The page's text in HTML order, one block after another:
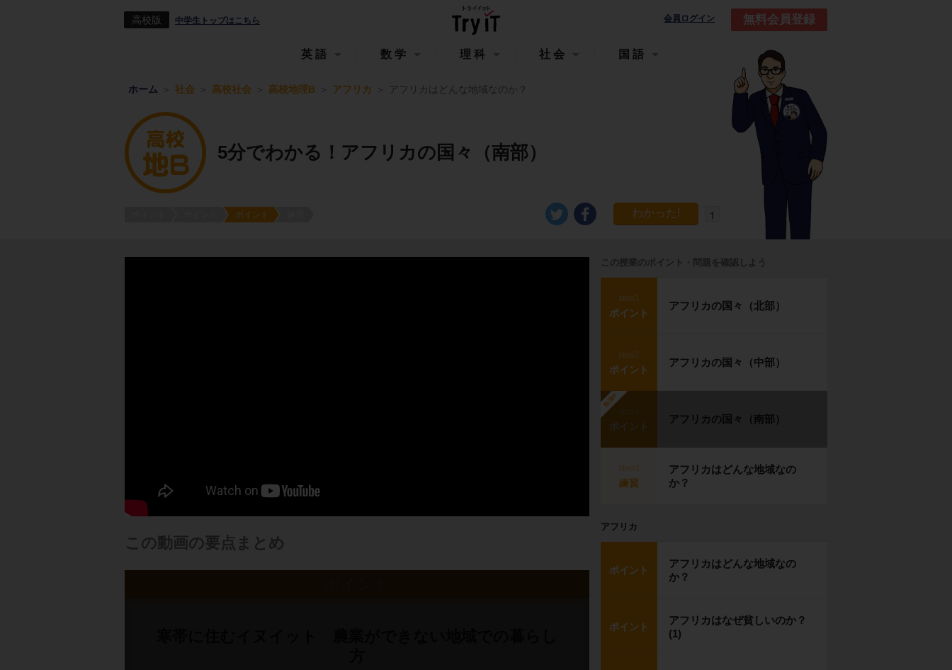
高校版 中学生トップはこちら 会員ログイン 無料会員登録
英語 数学 理科 社会 国語
ホーム 社会 高校社会 高校地理B アフリカ アフリカはどんな地域なのか？
5分でわかる！アフリカの国々（南部）
ポイント 1
この動画の要点まとめ
この授業のポイント・問題を確認しよう
step1
ポイント
アフリカの国々（北部）
step2
ポイント
アフリカの国々（中部）
勉強中
ポイント
アフリカの国々（南部）
step4
練習
アフリカはどんな地域なの
か？
アフリカ
ポイント
アフリカはどんな地域なの
か？
ポイント
アフリカはなぜ貧しいのか？
(1)